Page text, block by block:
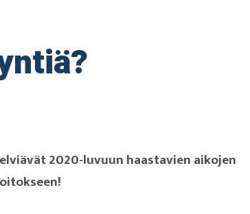
2020-luvuun haastavien aikojen